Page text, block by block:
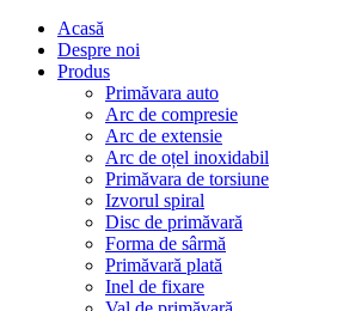
Acasă
Despre noi
Produs
Primăvara auto
Arc de compresie
Arc de extensie
Arc de oțel inoxidabil
Primăvara de torsiune
Izvorul spiral
Disc de primăvară
Forma de sârmă
Primăvară plată
Inel de fixare